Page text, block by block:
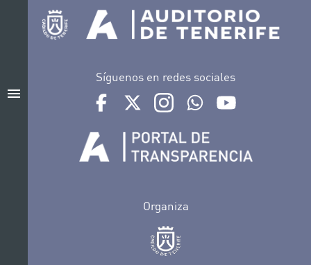
menu
Síguenos en redes sociales
Ir a perfil de Auditorio de Tenerife en Facebook
Ir a perfil de Auditorio de Tenerife en
Ir a perfil de Auditorio de
Ir al Boletín Whatsapp
Organiza